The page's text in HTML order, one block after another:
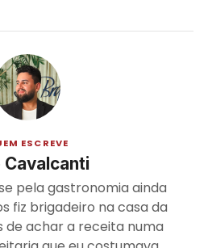
ESCREVE
Cavalcanti
pela gastronomia ainda
fiz brigadeiro na casa da
de achar a receita numa